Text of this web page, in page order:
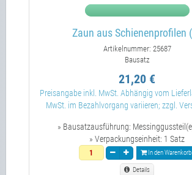
Zaun aus Schienenprofilen
Artikelnummer: 25687
Bausatz
21,20 €
Preisangabe inkl. MwSt. Abhängig vom
MwSt. im Bezahlvorgang variieren; zzgl.
» Bausatzausführung:
» Verpackungseinheit: 1 Satz
In den Warenkorb
Details